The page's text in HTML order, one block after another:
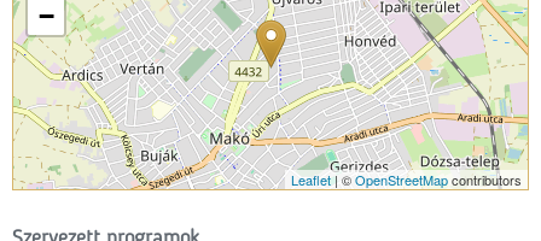
−
Leaflet| ©OpenStreetMapcontributors